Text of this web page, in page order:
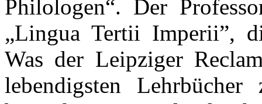
Philologen“. Der
„Lingua Tertii Imperii”,
Was der Leipziger
lebendigsten